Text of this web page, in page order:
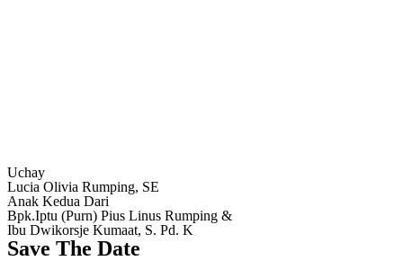
Uchay
Lucia Olivia Rumping, SE
Anak Kedua Dari
Bpk.Iptu (Purn) Pius Linus Rumping &
Ibu Dwikorsje Kumaat, S. Pd. K
Save The Date